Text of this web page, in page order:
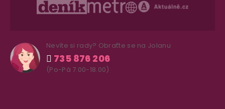
Nevíte si rady? Obraťte se na Jolanu
735 876 206
(Po-Pá 7.00-18.00)